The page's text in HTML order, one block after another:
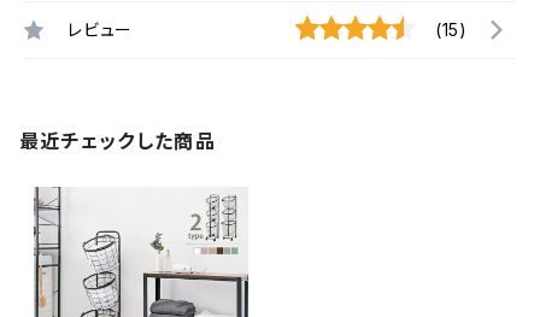
レビュー (15)
最近チェックした商品